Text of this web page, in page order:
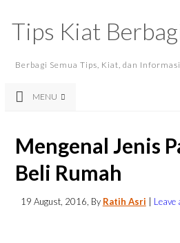
Tips Kiat
Berbagi Semua Tips, Kiat, dan
MENU
Mengenal Jenis
Beli Rumah
19 August, 2016 , By Ratih Asri Leave